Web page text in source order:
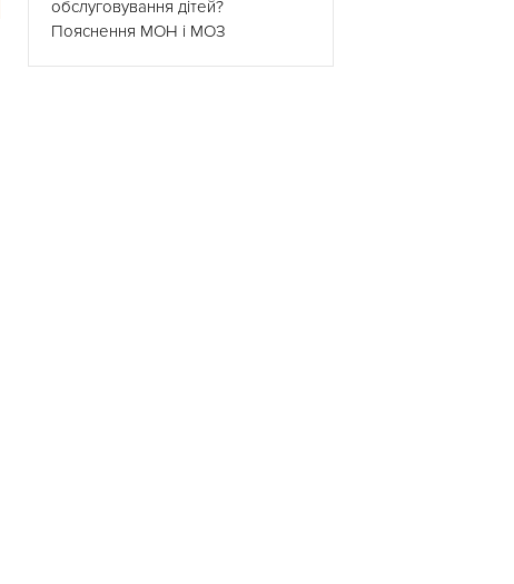
обслуговування дітей?
Пояснення МОН і МОЗ